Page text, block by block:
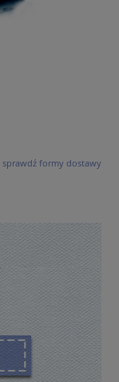
płatności
sprawdź formy dostawy